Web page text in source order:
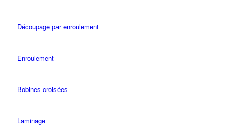
Découpage par enroulement
Enroulement
Bobines croisées
Laminage